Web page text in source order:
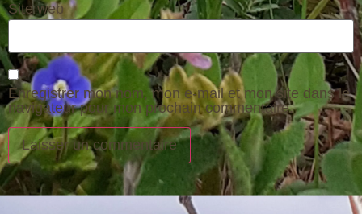
Site web
Enregistrer mon nom, mon e-mail et mon site dans le
navigateur pour mon prochain commentaire.